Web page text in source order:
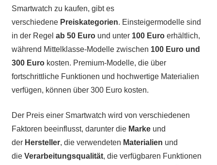
Smartwatch zu kaufen, gibt es
verschiedene Preiskategorien. Einsteigermodelle sind
in der Regel ab 50 Euro und unter 100 Euro erhältlich,
während Mittelklasse-Modelle zwischen 100 Euro und
300 Euro kosten. Premium-Modelle, die über
fortschrittliche Funktionen und hochwertige Materialien
verfügen, können über 300 Euro kosten.
Der Preis einer Smartwatch wird von verschiedenen
Faktoren beeinflusst, darunter die Marke und
der Hersteller, die verwendeten Materialien und
die Verarbeitungsqualität, die verfügbaren Funktionen